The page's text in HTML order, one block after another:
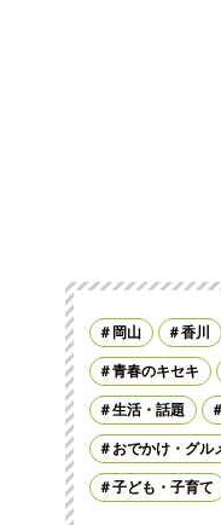
岡山 香川
青春のキセキ
生活・話題
おでかけ・グル
子ども・子育て